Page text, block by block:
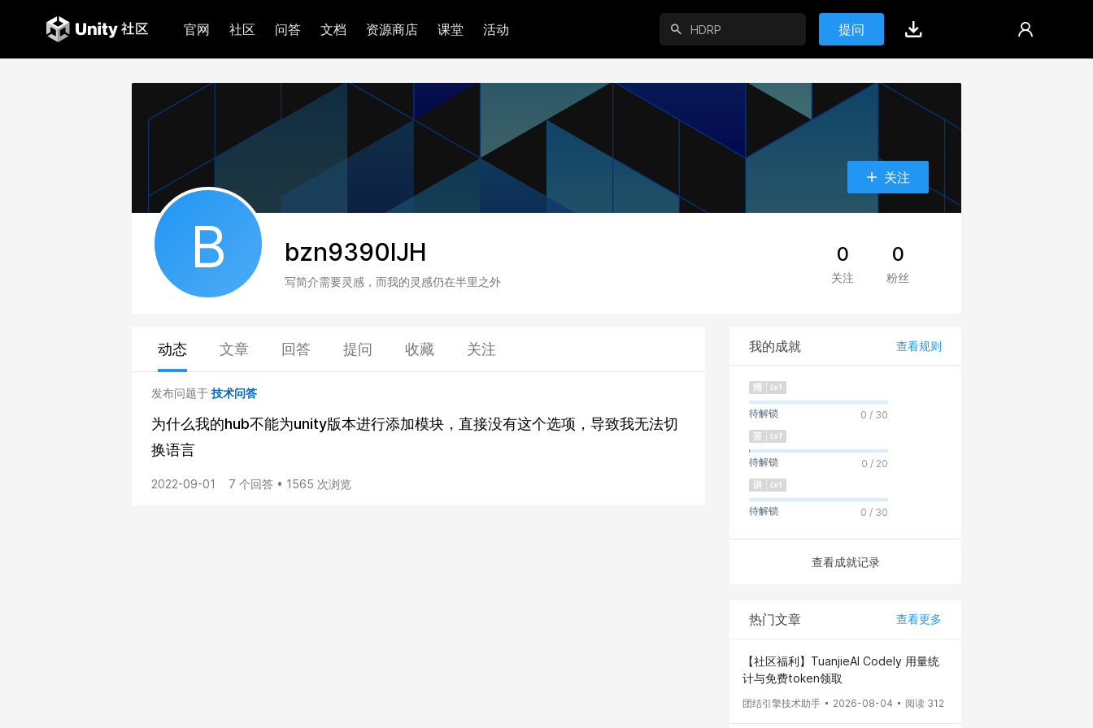
官网 社区 问答 文档 资源商店 课堂 活动 提问
关注
B bzn9390lJH
写简介需要灵感，而我的灵感仍在半里之外
0
关注
0
粉丝
动态 文章 回答 提问 收藏 关注
发布问题于 技术问答
为什么我的hub不能为unity版本进行添加模块，直接没有这个选项，导致我无法切
换语言
2022-09-01 7 个回答 • 1565 次浏览
我的成就 查看规则
待解锁 0 / 30
待解锁 0 / 20
待解锁 0 / 30
查看成就记录
热门文章 查看更多
【社区福利】TuanjieAI Codely 用量统
计与免费token领取
团结引擎技术助手 2026-08-04 阅读 312